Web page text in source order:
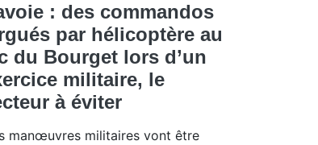
: des commandos
par hélicoptère au
du Bourget lors d’un
militaire, le
à éviter
manœuvres militaires vont être